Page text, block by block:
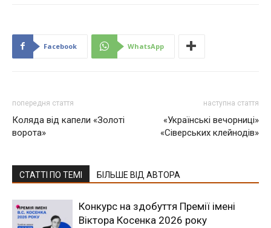
Facebook WhatsApp
попередня стаття
Коляда від капели «Золоті
ворота»
наступна стаття
«Українські вечорниці»
«Сіверських клейнодів»
СТАТТІ ПО ТЕМІ БІЛЬШЕ ВІД АВТОРА
Конкурс на здобуття Премії імені
Віктора Косенка 2026 року